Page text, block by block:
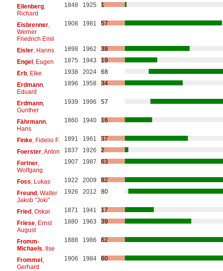
Eilenberg,
Richard
1848 1925 1
Eisbrenner,
Werner
Friedrich Emil
1908 1981 57
Eisler, Hanns 1898 1962
38
Engel, Eugen 1875 1943
19
Erb, Elke 1938 2024
68
Erdmann,
Eduard
1896 1958 34
Erdmann,
Gunther
1939 1996 57
Fährmann,
Hans
1860 1940 16
Finke, Fidelio F. 1891 1961
37
Foerster, Anton 1837 1926
2
Fortner,
Wolfgang
1907 1987 63
Foss , Lukas 1922 2009
82
Freund, Walter
Jakob "Joki"
1926 2012 80
Fried, Oskar 1871 1941
17
Friese, Ernst
August
1880 1963 39
Fromm-
Michaels , Ilse
1888 1986 62
Frommel,
Gerhard
1906 1984 60